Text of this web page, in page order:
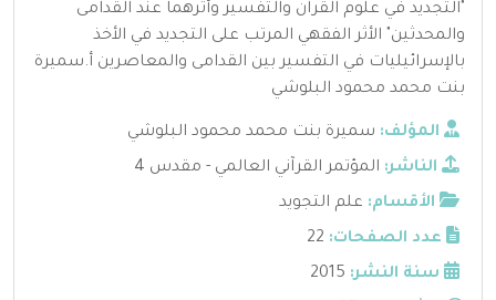
"التجديد في علوم القرآن والتفسير وأثرهما عند القدامى
والمحدثين" الأثر الفقهي المرتب على التجديد في الأخذ
بالإسرائيليات في التفسير بين القدامى والمعاصرين أ.سميرة
بنت محمد محمود البلوشي
المؤلف: سميرة بنت محمد محمود البلوشي
الناشر: المؤتمر القرآني العالمي - مقدس 4
الأقسام: علم التجويد
عدد الصفحات: 22
سنة النشر: 2015